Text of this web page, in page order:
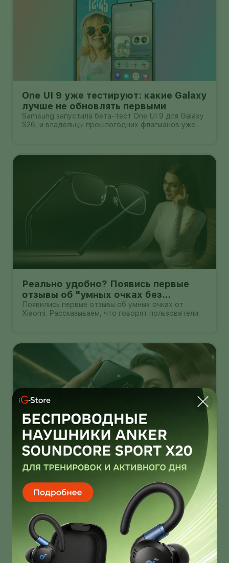
One UI 9 уже тестируют: какие Galaxy
лучше не обновлять первыми
Samsung запустила бета-тест One UI 9 для Galaxy
S26, и владельцы прошлогодних флагманов уже
Реально удобно? Появись первые
отзывы об "умных очках без
дисплея" от Xioami
Появились первые отзывы об умных очках от
Xiaomi. Рассказываем, что говорят пользователи.
Infinix Note 60 Ultra от Pininfarina
умеет звонить через спутник
Infinix Note 60 Ultra получил дизайн от Pininfarina!
И это далеко не единственная фича новинки!
О нас